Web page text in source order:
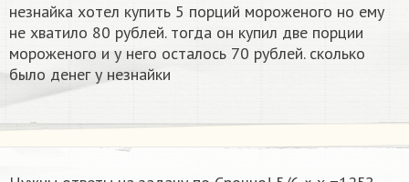
незнайка хотел купить 5 порций мороженого но ему
не хватило 80 рублей. тогда он купил две порции
мороженого и у него осталось 70 рублей. сколько
было денег у незнайки